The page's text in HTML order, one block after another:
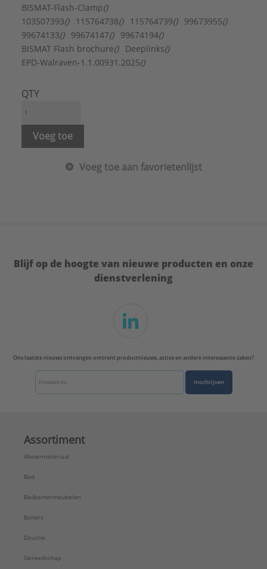
Geschikt voor stalen buis:
Inlage:
Rubber
KIWA-keur:
Nee
Laagdikte oppervlaktebescherming:
LPCB keur: Nee
Mediumtemperatuur (continu):
Merk:
Nom. diameter:
Oppervlaktebescherming:
Sluitvoorziening:
Uitwendige buisdiameter: 20 - 23 mm
BISMAT-Flash-Clamp()
103507393() 115764738() 115764739() 99673955()
99674133() 99674147() 99674194()
BISMAT Flash brochure() Deeplinks()
EPD-Walraven-1.1.00931.2025()
QTY
Voeg toe
Voeg toe aan favorietenlijst
Blijf op de hoogte van nieuwe producten en onze
dienstverlening
Ons laatste nieuws ontvangen omtrent productnieuws, acties en andere interessante zaken?
Inschrijven
Assortiment
Afvoermateriaal
Bad
Badkamermeubelen
Boilers
Douche
Gereedschap